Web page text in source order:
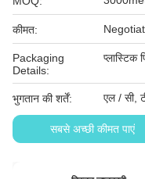
कीमत:
Packaging
Details:
प्लास्टिक
भुगतान की शर्तें: एल / सी,
सबसे अच्छी कीमत पाएं